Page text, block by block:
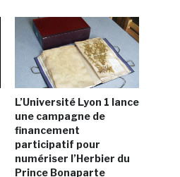
L’Université Lyon 1 lance
une campagne de
financement
participatif pour
numériser l’Herbier du
Prince Bonaparte